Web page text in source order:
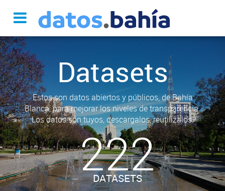
Datasets
Estos son datos abiertos y públicos, de Bahía
Blanca, para mejorar los niveles de transparencia.
Los datos son tuyos, descargalos, reutilizalos.
222
DATASETS